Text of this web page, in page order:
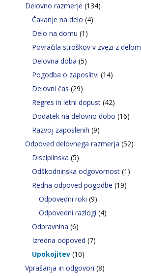
Delovno razmerje (134)
Čakanje na delo (4)
Delo na domu (1)
Povračila stroškov v zvezi z delom
Delovna doba (5)
Pogodba o zaposlitvi (14)
Delovni čas (29)
Regres in letni dopust (42)
Dodatek na delovno dobo (16)
Razvoj zaposlenih (9)
Odpoved delovnega razmerja (52)
Disciplinska (5)
Odškodninska odgovornost (1)
Redna odpoved pogodbe (19)
Odpovedni roki (9)
Odpovedni razlogi (4)
Odpravnina (6)
Izredna odpoved (7)
Upokojitev (10)
Vprašanja in odgovori (8)